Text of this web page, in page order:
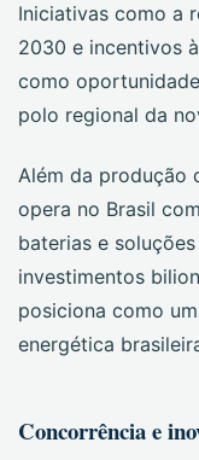
Iniciativas como a
2030 e incentivos
como
polo regional da
Além da produção
opera no Brasil
baterias e
investimentos
posiciona como
energética
Concorrência e